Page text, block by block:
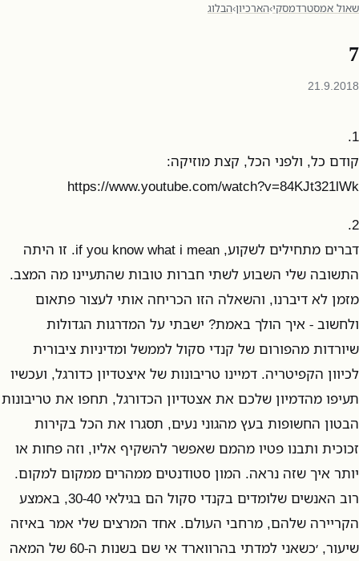
שאול אמסטרדמסקי›הארכיון›הבלוג
7
21.9.2018
1.
קודם כל, ולפני הכל, קצת מוזיקה:
https://www.youtube.com/watch?v=84KJt321lWk
2.
דברים מתחילים לשקוע, if you know what i mean. זו היתה
התשובה שלי השבוע לשתי חברות טובות שהתעיינו מה המצב.
מזמן לא דיברנו, והשאלה הזו הכריחה אותי לעצור פתאום
ולחשוב - איך הולך באמת? ישבתי על המדרגות הגדולות
שיורדות מהפורום של קנדי סקול לממשל ומדיניות ציבורית
לכיוון הקפיטריה. דמיינו טריבונות של איצטדיון כדורגל, ועכשיו
תעיפו מהדמיון שלכם את אצטדיון הכדורגל, תחפו את טריבונות
הבטון החשופות בעץ מהגוני נעים, תסגרו את הכל בקירות
זכוכית ותבנו פטיו מהמם שאפשר להשקיף אליו, וזה פחות או
יותר איך שזה נראה. המון סטודנטים ממהרים ממקום למקום.
רוב האנשים שלומדים בקנדי סקול הם בגילאי 30-40, באמצע
הקריירה שלהם, מרחבי העולם. אחד המרצים שלי אמר באיזה
שיעור, ׳כשאני למדתי בהרווארד אי שם בשנות ה-60 של המאה